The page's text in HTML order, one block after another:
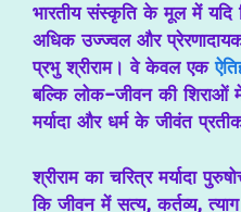
भारतीय संस्कृति के मूल में यदि
अधिक उज्ज्वल और
प्रभु श्रीराम। वे केवल एक
बल्कि लोक-जीवन की शिराओं
मर्यादा और धर्म के जीवंत
श्रीराम का चरित्र मर्यादा
कि जीवन में सत्य, कर्तव्य,